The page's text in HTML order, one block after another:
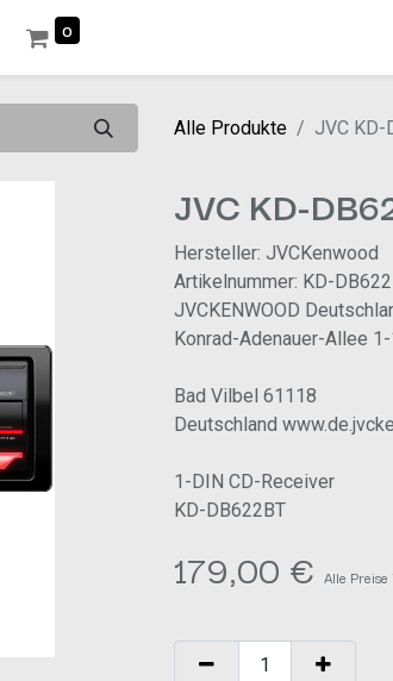
0
Alle Produkte JVC KD-
JVC KD-
Hersteller: JVCKenwood
Artikelnummer: KD-
JVCKENWOOD
Konrad-Adenauer-Allee 1-
Bad Vilbel 61118
Deutschland
1-DIN CD-Receiver
KD-DB622BT
179,00 € Alle